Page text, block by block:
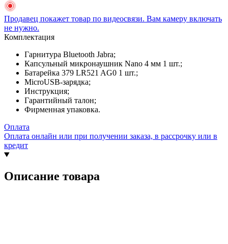
Продавец покажет товар по видеосвязи. Вам камеру включать
не нужно.
Комплектация
Гарнитура Bluetooth Jabra;
Капсульный микронаушник Nano 4 мм 1 шт.;
Батарейка 379 LR521 AG0 1 шт.;
MicroUSB-зарядка;
Инструкция;
Гарантийный талон;
Фирменная упаковка.
Оплата
Оплата онлайн или при получении заказа, в рассрочку или в
кредит
Описание товара